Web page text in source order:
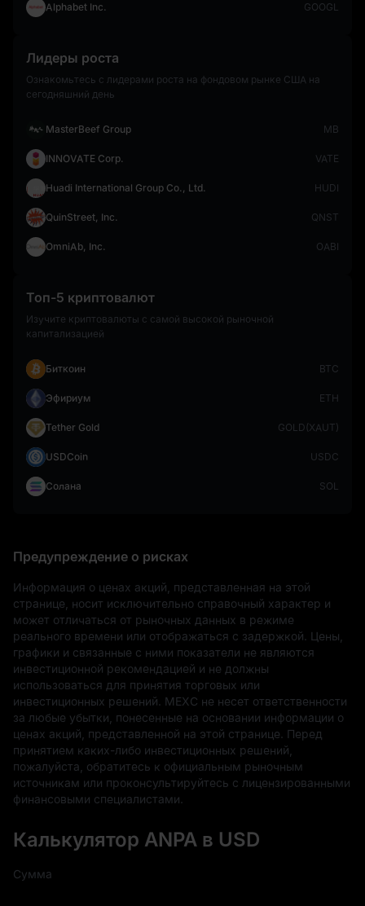
Alphabet Inc. GOOGL
Лидеры роста
Ознакомьтесь с лидерами роста на фондовом рынке США на
сегодняшний день
MasterBeef Group MB
INNOVATE Corp. VATE
Huadi International Group Co., Ltd. HUDI
QuinStreet, Inc. QNST
OmniAb, Inc. OABI
Топ-5 криптовалют
Изучите криптовалюты с самой высокой рыночной
капитализацией
Биткоин BTC
Эфириум ETH
Tether Gold GOLD(XAUT)
USDCoin USDC
Солана SOL
Предупреждение о рисках
Информация о ценах акций, представленная на этой
странице, носит исключительно справочный характер и
может отличаться от рыночных данных в режиме
реального времени или отображаться с задержкой. Цены,
графики и связанные с ними показатели не являются
инвестиционной рекомендацией и не должны
использоваться для принятия торговых или
инвестиционных решений. MEXC не несет ответственности
за любые убытки, понесенные на основании информации о
ценах акций, представленной на этой странице. Перед
принятием каких-либо инвестиционных решений,
пожалуйста, обратитесь к официальным рыночным
источникам или проконсультируйтесь с лицензированными
финансовыми специалистами.
Калькулятор ANPA в USD
Сумма